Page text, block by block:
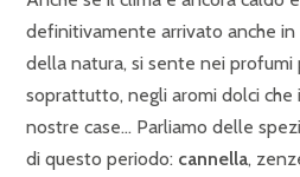
definitivamente arrivato anche in
della natura, si sente nei profumi
soprattutto, negli aromi dolci che
nostre case… Parliamo delle
di questo periodo: cannella,